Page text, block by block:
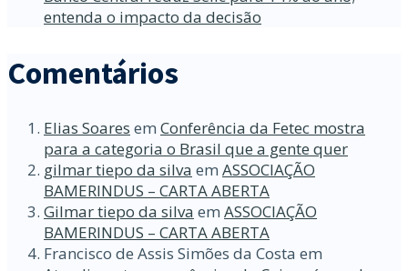
entenda o impacto da decisão
Comentários
Elias Soares em Conferência da Fetec mostra
para a categoria o Brasil que a gente quer
gilmar tiepo da silva em ASSOCIAÇÃO
BAMERINDUS – CARTA ABERTA
Gilmar tiepo da silva em ASSOCIAÇÃO
BAMERINDUS – CARTA ABERTA
Francisco de Assis Simões da Costa em